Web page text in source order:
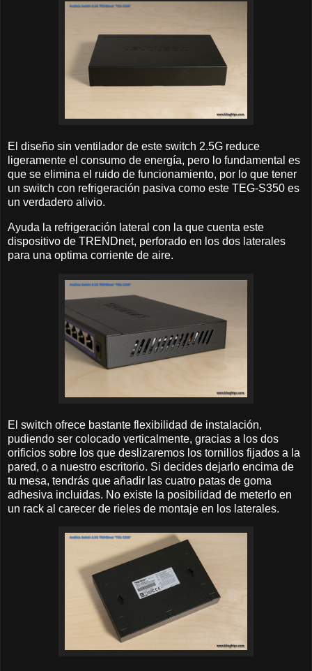
El diseño sin ventilador de este switch 2.5G reduce
ligeramente el consumo de energía, pero lo fundamental es
que se elimina el ruido de funcionamiento, por lo que tener
un switch con refrigeración pasiva como este TEG-S350 es
un verdadero alivio.
Ayuda la refrigeración lateral con la que cuenta este
dispositivo de TRENDnet, perforado en los dos laterales
para una optima corriente de aire.
El switch ofrece bastante flexibilidad de instalación,
pudiendo ser colocado verticalmente, gracias a los dos
orificios sobre los que deslizaremos los tornillos fijados a la
pared, o a nuestro escritorio. Si decides dejarlo encima de
tu mesa, tendrás que añadir las cuatro patas de goma
adhesiva incluidas. No existe la posibilidad de meterlo en
un rack al carecer de rieles de montaje en los laterales.